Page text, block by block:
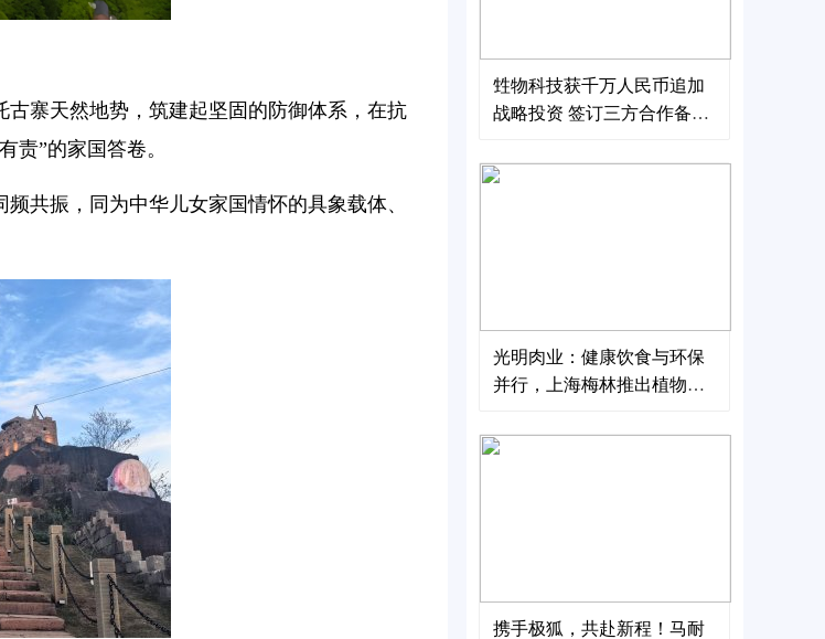
寨天然地势，筑建起坚固的防御体系，在抗
责”的家国答卷。
共振，同为中华儿女家国情怀的具象载体、
甡物科技获千万人民币追加
战略投资 签订三方合作备忘
海外
光明肉业：健康饮食与环保
并行，上海梅林推出植物基
携手极狐，共赴新程！马耐